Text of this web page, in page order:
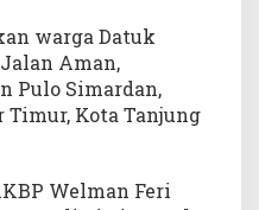
warga Datuk
Aman,
Pulo Simardan,
Timur, Kota Tanjung
Welman Feri